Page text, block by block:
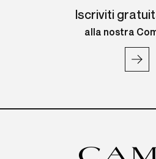
Iscriviti
alla nostra